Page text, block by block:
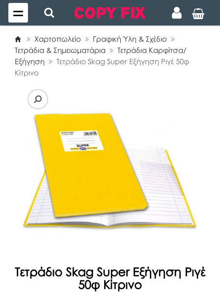
Χαρτοπωλείο
Γραφική Ύλη & Σχέδιο
Τετράδια & Σημειωματάρια
Τετράδια Καρφίτσα/
Εξήγηση
Τετράδιο Skag Super Εξήγηση Ριγέ 50φ
Κίτρινο
Τετράδιο Skag Super Εξήγηση Ριγέ
50φ Κίτρινο